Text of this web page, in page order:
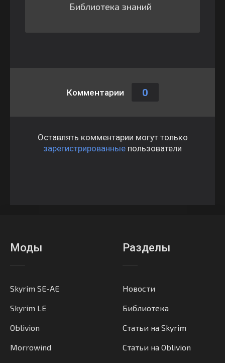
Библиотека знаний
Комментарии 0
Оставлять комментарии могут только
зарегистрированные пользователи
Моды
Skyrim SE-AE
Skyrim LE
Oblivion
Morrowind
Разделы
Новости
Библиотека
Статьи на Skyrim
Статьи на Oblivion